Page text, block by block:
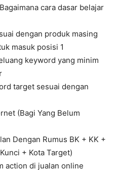
cara dasar belajar
dengan produk masing
masuk posisi 1
keyword yang minim
target sesuai dengan
(Bagi Yang Belum
Dengan Rumus BK + KK +
+ Kota Target)
action di jualan online